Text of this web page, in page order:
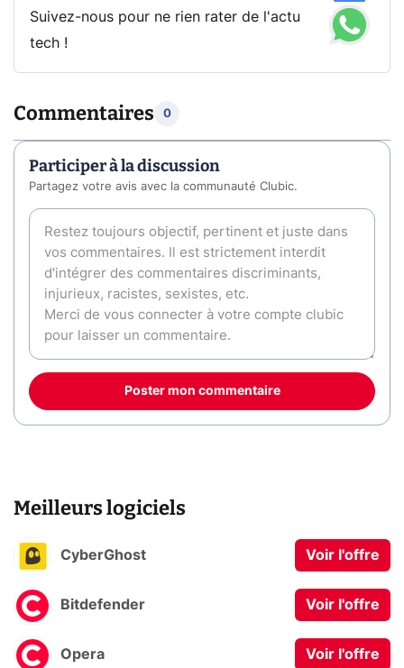
Suivez-nous pour ne rien rater de l'actu
tech !
Commentaires 0
Participer à la discussion
Partagez votre avis avec la communauté Clubic.
Poster mon commentaire
Meilleurs logiciels
CyberGhost Voir l'offre
Bitdefender Voir l'offre
Opera Voir l'offre